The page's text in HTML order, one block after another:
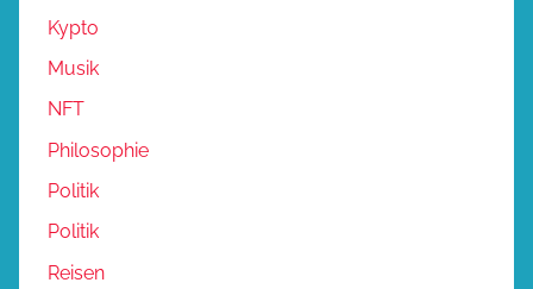
Kypto
Musik
NFT
Philosophie
Politik
Politik
Reisen